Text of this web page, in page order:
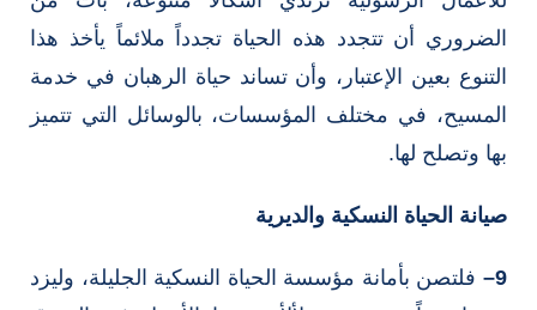
الضروري أن تتجدد هذه الحياة تجدداً ملائماً يأخذ هذا
التنوع بعين الإعتبار، وأن تساند حياة الرهبان في خدمة
المسيح، في مختلف المؤسسات، بالوسائل التي تتميز
بها وتصلح لها.
صيانة الحياة النسكية والديرية
9
– فلتصن بأمانة مؤسسة الحياة النسكية الجليلة، وليزد